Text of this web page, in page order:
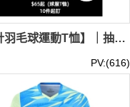
【設計羽毛球運動T恤】｜抽象閃電圖形｜V領雙層領口｜現貨主推｜漸變網點元素｜羽毛球運動T恤批發 SKTAFC040-SBTY-A3227#
PV:(616)